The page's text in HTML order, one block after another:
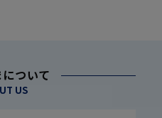
ついて
US